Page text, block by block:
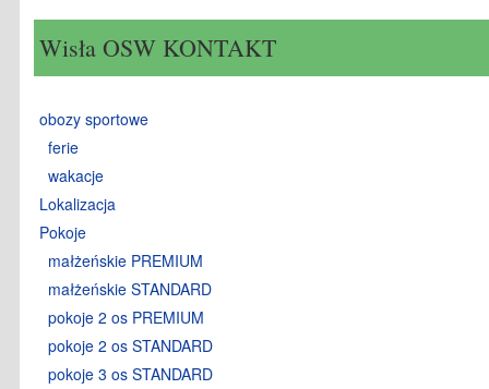
Wisła OSW KONTAKT
obozy sportowe
ferie
wakacje
Lokalizacja
Pokoje
małżeńskie PREMIUM
małżeńskie STANDARD
pokoje 2 os PREMIUM
pokoje 2 os STANDARD
pokoje 3 os STANDARD